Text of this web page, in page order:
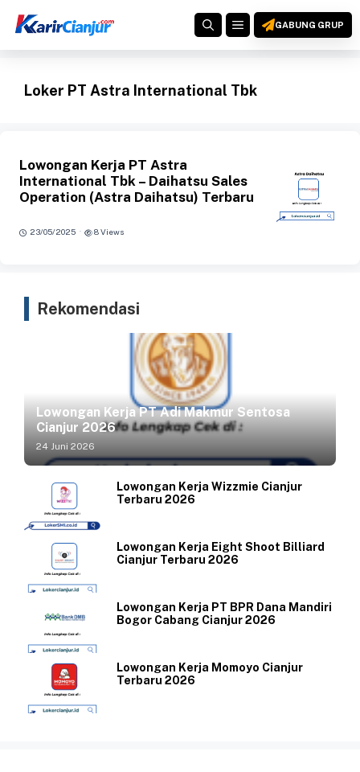
MENUGABUNG GRUP
Loker PT Astra International Tbk
Lowongan Kerja PT Astra
International Tbk – Daihatsu Sales
Operation (Astra Daihatsu) Terbaru
23/05/2025 · 8 Views
Rekomendasi
Lowongan Kerja PT Adi Makmur Sentosa
Cianjur 2026
24 Juni 2026
Lowongan Kerja Wizzmie Cianjur
Terbaru 2026
Lowongan Kerja Eight Shoot Billiard
Cianjur Terbaru 2026
Lowongan Kerja PT BPR Dana Mandiri
Bogor Cabang Cianjur 2026
Lowongan Kerja Momoyo Cianjur
Terbaru 2026